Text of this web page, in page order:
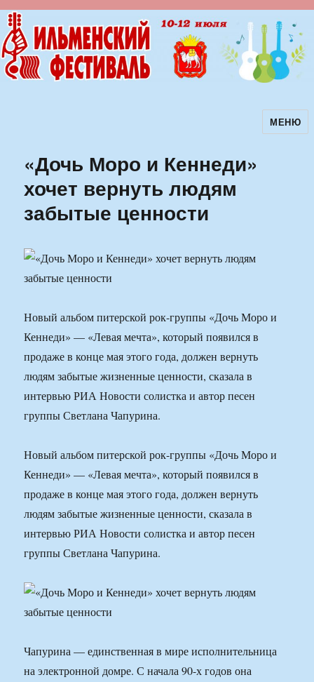
Ильменский фестиваль авторскойМЕНЮ
«Дочь Моро и Кеннеди»
хочет вернуть людям
забытые ценности
Новый альбом питерской рок-группы «Дочь Моро и
Кеннеди» — «Левая мечта», который появился в
продаже в конце мая этого года, должен вернуть
людям забытые жизненные ценности, сказала в
интервью РИА Новости солистка и автор песен
группы Светлана Чапурина.
Новый альбом питерской рок-группы «Дочь Моро и
Кеннеди» — «Левая мечта», который появился в
продаже в конце мая этого года, должен вернуть
людям забытые жизненные ценности, сказала в
интервью РИА Новости солистка и автор песен
группы Светлана Чапурина.
Чапурина — единственная в мире исполнительница
на электронной домре. С начала 90-х годов она